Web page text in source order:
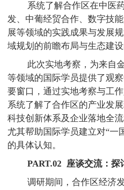
系统了解合作区在中医药
发、中葡经贸合作、数字技
展等领域的实践成果与发展
域规划的前瞻布局与生态建设
此次实地考察，为来自金
等领域的国际学员提供了观
要窗口，通过实地考察与工
系统了解了合作区的产业发
科技创新体系及企业落地全
尤其帮助国际学员建立对“一
的具体认知。
PART.02 座谈交流：探
调研期间，合作区经济发